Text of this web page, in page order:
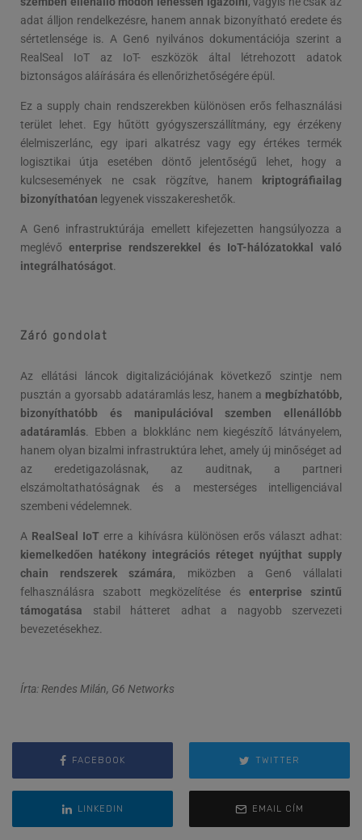
adat álljon rendelkezésre, hanem annak bizonyítható eredete és
sértetlensége is. A Gen6 nyilvános dokumentációja szerint a
RealSeal IoT az IoT- eszközök által létrehozott adatok
biztonságos aláírására és ellenőrizhetőségére épül.
Ez a supply chain rendszerekben különösen erős felhasználási
terület lehet. Egy hűtött gyógyszerszállítmány, egy érzékeny
élelmiszerlánc, egy ipari alkatrész vagy egy értékes termék
logisztikai útja esetében döntő jelentőségű lehet, hogy a
kulcsesemények ne csak rögzítve, hanem
kriptográfiailag
bizonyíthatóan legyenek visszakereshetők.
A Gen6 infrastruktúrája emellett kifejezetten hangsúlyozza a
meglévőenterprise rendszerekkel és IoT-hálózatokkal való
integrálhatóságot.
Záró gondolat
Az ellátási láncok digitalizációjának következő szintje nem
pusztán a gyorsabb adatáramlás lesz, hanem a megbízhatóbb,
bizonyíthatóbb és manipulációval szemben ellenállóbb
adatáramlás. Ebben a blokklánc nem kiegészítő látványelem,
hanem olyan bizalmi infrastruktúra lehet, amely új minőséget ad
az eredetigazolásnak, az auditnak, a partneri
elszámoltathatóságnak és a mesterséges intelligenciával
szembeni védelemnek.
A RealSeal IoT erre a kihívásra különösen erős választ adhat:
kiemelkedően hatékony integrációs réteget nyújthat supply
chain rendszerek számára, miközben a Gen6 vállalati
felhasználásra szabott megközelítése és enterprise szintű
támogatása stabil hátteret adhat a nagyobb szervezeti
bevezetésekhez.
Írta: Rendes Milán, G6 Networks
FACEBOOK TWITTER
LINKEDIN EMAIL CÍM